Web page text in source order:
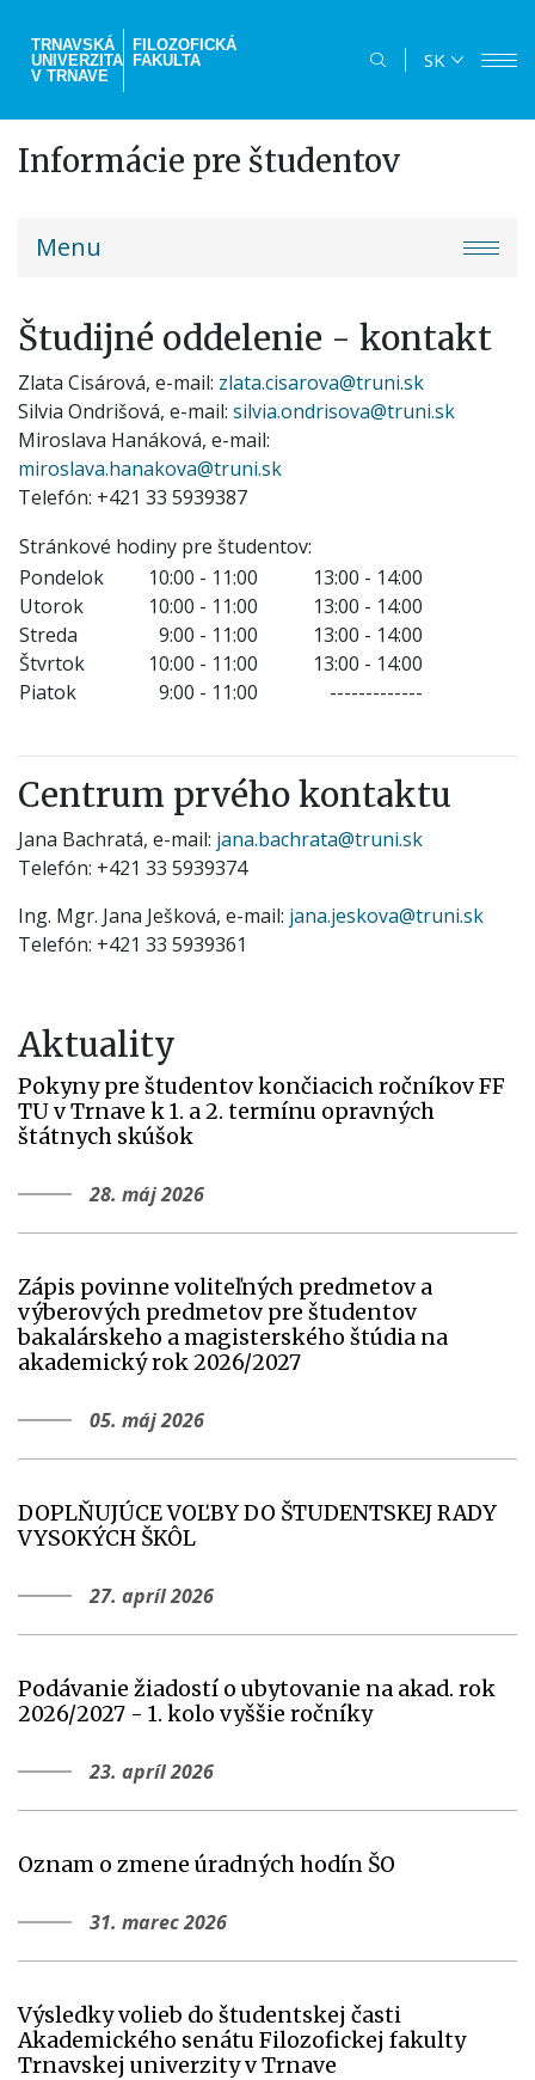
hlavný
TRNAVSKÁ
UNIVERZITA
V TRNAVE
FILOZOFICKÁ
FAKULTA
SK
Informácie pre študentov
truni-
Menu
Študijné oddelenie - kontakt
Zlata Cisárová, e-mail: zlata.cisarova@truni.sk
Silvia Ondrišová, e-mail: silvia.ondrisova@truni.sk
Miroslava Hanáková, e-mail:
miroslava.hanakova@truni.sk
Telefón: +421 33 5939387
Stránkové hodiny pre študentov:
Pondelok
Utorok
Streda
Štvrtok
Piatok
10:00 - 11:00
10:00 - 11:00
9:00 - 11:00
10:00 - 11:00
9:00 - 11:00
13:00 - 14:00
13:00 - 14:00
13:00 - 14:00
13:00 - 14:00
-------------
Centrum prvého kontaktu
Jana Bachratá, e-mail: jana.bachrata@truni.sk
Telefón: +421 33 5939374
Ing. Mgr. Jana Ješková, e-mail: jana.jeskova@truni.sk
Telefón: +421 33 5939361
Aktuality
Pokyny pre študentov končiacich ročníkov FF
TU v Trnave k 1. a 2. termínu opravných
štátnych skúšok
28. máj 2026
Zápis povinne voliteľných predmetov a
výberových predmetov pre študentov
bakalárskeho a magisterského štúdia na
akademický rok 2026/2027
05. máj 2026
DOPLŇUJÚCE VOĽBY DO ŠTUDENTSKEJ RADY
VYSOKÝCH ŠKÔL
27. apríl 2026
Podávanie žiadostí o ubytovanie na akad. rok
2026/2027 - 1. kolo vyššie ročníky
23. apríl 2026
Oznam o zmene úradných hodín ŠO
31. marec 2026
Výsledky volieb do študentskej časti
Akademického senátu Filozofickej fakulty
Trnavskej univerzity v Trnave